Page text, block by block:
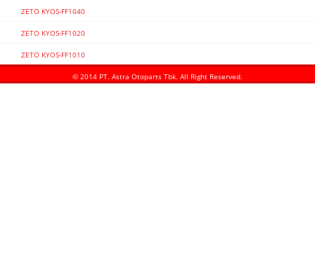
ZETO KYOS-FF1040
ZETO KYOS-FF1020
ZETO KYOS-FF1010
© 2014 PT. Astra Otoparts Tbk. All Right Reserved.